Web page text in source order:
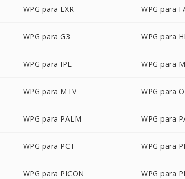
WPG para EXR WPG para
WPG para G3 WPG para
WPG para IPL WPG para
WPG para MTV WPG para
WPG para PALM WPG para
WPG para PCT WPG para
WPG para PICON WPG para